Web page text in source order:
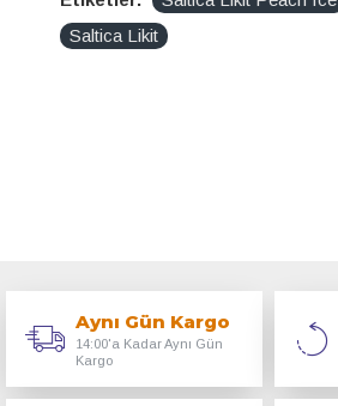
Saltica Likit
Aynı Gün Kargo
14:00'a Kadar Aynı Gün
Kargo